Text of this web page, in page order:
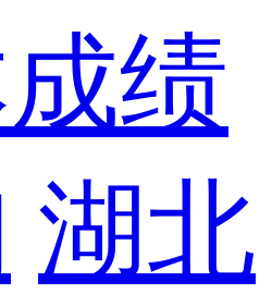
绩
湖北